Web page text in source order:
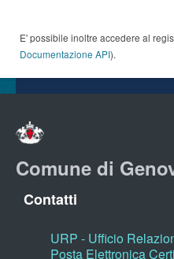
E' possibile inoltre accedere al
Documentazione API).
Comune di
Contatti
URP - Ufficio
Posta Elettronica